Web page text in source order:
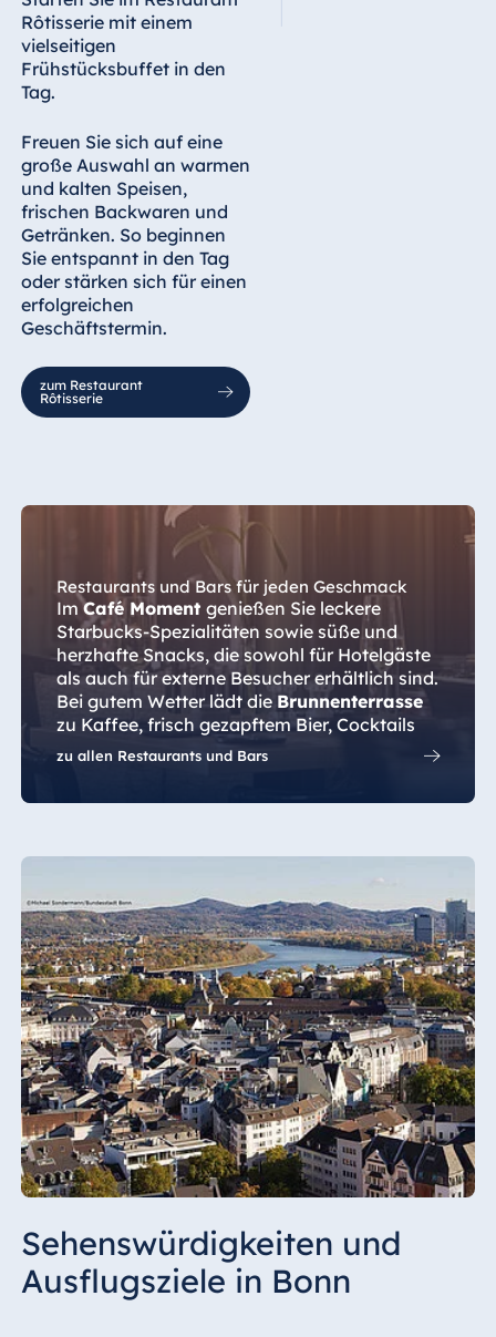
Rôtisserie mit einem
vielseitigen
Frühstücksbuffet in den
Tag.
Freuen Sie sich auf eine
große Auswahl an warmen
und kalten Speisen,
frischen Backwaren und
Getränken. So beginnen
Sie entspannt in den Tag
oder stärken sich für einen
erfolgreichen
Geschäftstermin.
zum Restaurant
Rôtisserie
Restaurants und Bars für jeden Geschmack
ImCafé Moment genießen Sie leckere
Starbucks-Spezialitäten sowie süße und
herzhafte Snacks, die sowohl für Hotelgäste
als auch für externe Besucher erhältlich sind.
Bei gutem Wetter lädt die Brunnenterrasse
zu Kaffee, frisch gezapftem Bier, Cocktails
und kleinen Gerichten im Freien ein.
Das Abendessen servieren wir imBistro La
Pianobar
zu allen Restaurants und Bars
Sehenswürdigkeiten und
Ausflugsziele in Bonn